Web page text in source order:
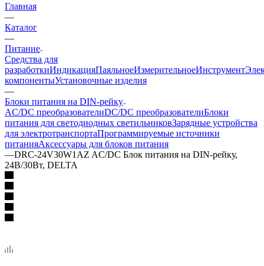
Главная
—
Каталог
—
Питание
Средства для
разработкиИндикацияПаяльноеИзмерительноеИнструмент
компонентыУстановочные изделия
—
Блоки питания на DIN-рейку
AC/DC преобразователиDC/DC преобразователиБлоки
питания для светодиодных светильниковЗарядные устройства
для электротранспортаПрограммируемые источники
питанияАксессуары для блоков питания
—DRC-24V30W1AZ AC/DC Блок питания на DIN-рейку,
24В/30Вт, DELTA